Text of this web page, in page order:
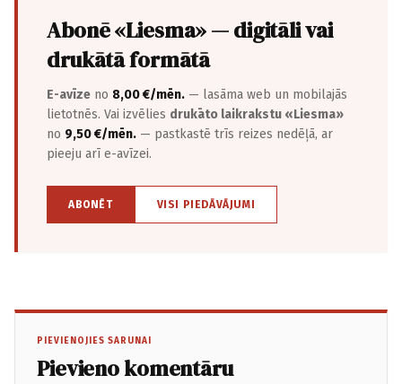
Abonē «Liesma» — digitāli vai
drukātā formātā
E-avīze no 8,00 €/mēn. — lasāma web un mobilajās
lietotnēs. Vai izvēlies drukāto laikrakstu «Liesma»
no 9,50 €/mēn. — pastkastē trīs reizes nedēļā, ar
pieeju arī e-avīzei.
ABONĒT VISI PIEDĀVĀJUMI
PIEVIENOJIES SARUNAI
Pievieno komentāru